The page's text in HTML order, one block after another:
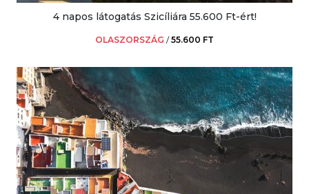
4 napos látogatás Szicíliára 55.600 Ft-ért!
OLASZORSZÁG /55.600 FT